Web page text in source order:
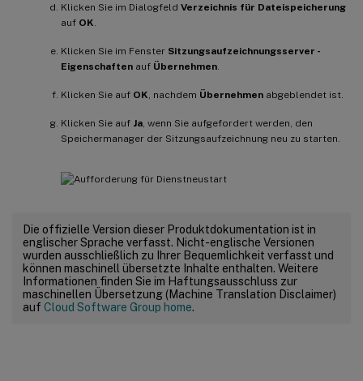
Klicken Sie im Dialogfeld Verzeichnis für Dateispeicherung
auf OK
Klicken Sie im Fenster Sitzungsaufzeichnungsserver -
Eigenschaften auf Übernehmen
Klicken Sie auf OK , nachdem Übernehmen abgeblendet ist.
Klicken Sie auf Ja , wenn Sie aufgefordert werden, den
Speichermanager der Sitzungsaufzeichnung neu zu starten.
Die offizielle Version dieser Produktdokumentation ist in
englischer Sprache verfasst. Nicht-englische Versionen
wurden ausschließlich zu Ihrer Bequemlichkeit verfasst und
können maschinell übersetzte Inhalte enthalten. Weitere
Informationen finden Sie im Haftungsausschluss zur
maschinellen Übersetzung (Machine Translation Disclaimer)
auf Cloud Software Group home.